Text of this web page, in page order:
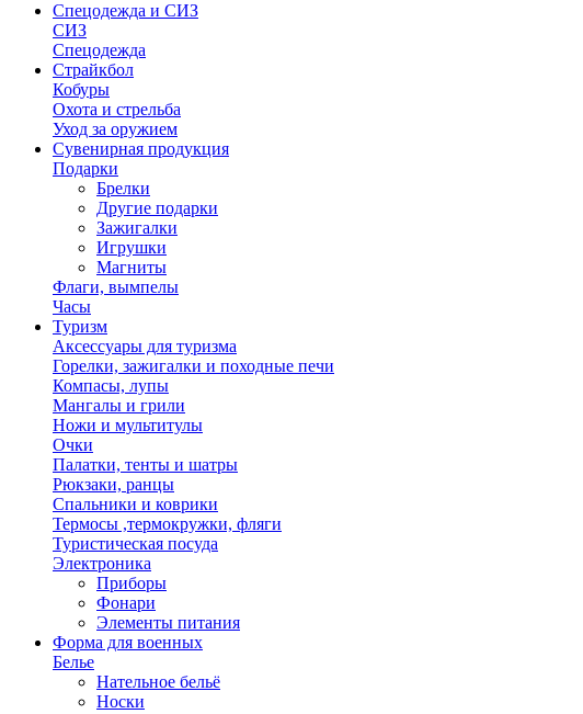
Спецодежда и СИЗ
СИЗ
Спецодежда
Страйкбол
Кобуры
Охота и стрельба
Уход за оружием
Сувенирная продукция
Подарки
Брелки
Другие подарки
Зажигалки
Игрушки
Магниты
Флаги, вымпелы
Часы
Туризм
Аксессуары для туризма
Горелки, зажигалки и походные печи
Компасы, лупы
Мангалы и грили
Ножи и мультитулы
Очки
Палатки, тенты и шатры
Рюкзаки, ранцы
Спальники и коврики
Термосы ,термокружки, фляги
Туристическая посуда
Электроника
Приборы
Фонари
Элементы питания
Форма для военных
Белье
Нательное бельё
Носки